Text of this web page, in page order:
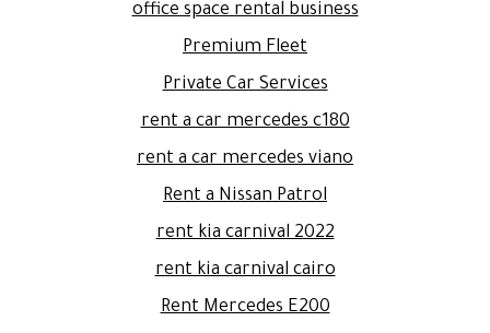
office space rental business
Premium Fleet
Private Car Services
rent a car mercedes c180
rent a car mercedes viano
Rent a Nissan Patrol
rent kia carnival 2022
rent kia carnival cairo
Rent Mercedes E200